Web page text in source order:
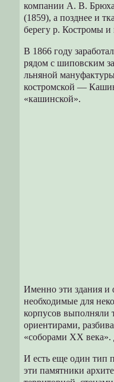
компании А. В.
(1859), а позднее и
берегу р. Костромы и
В 1866 году
рядом с шиповским
льняной
костромской —
«кашинской».
Именно эти здания и
необходимые для
корпусов выполняли
ориентирами,
«соборами XX века».
И есть еще один тип
эти памятники